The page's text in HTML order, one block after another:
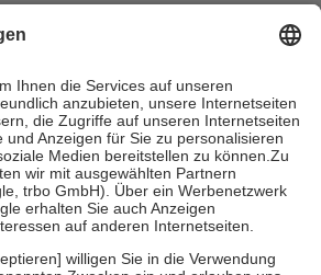
trägt einen Teil davon als Zuzahlung
Zuzahlungen in Höhe von zehn
mindestensjedochfünf Euround
sind jedoch nie mehr als die tatsächlichen
entrichten.
auch für Online-Apotheken.
Krankenpflege beträgt die
der Kosten sowie zehn Euro je
Versicherten für ihre eigene Gesundheit zu